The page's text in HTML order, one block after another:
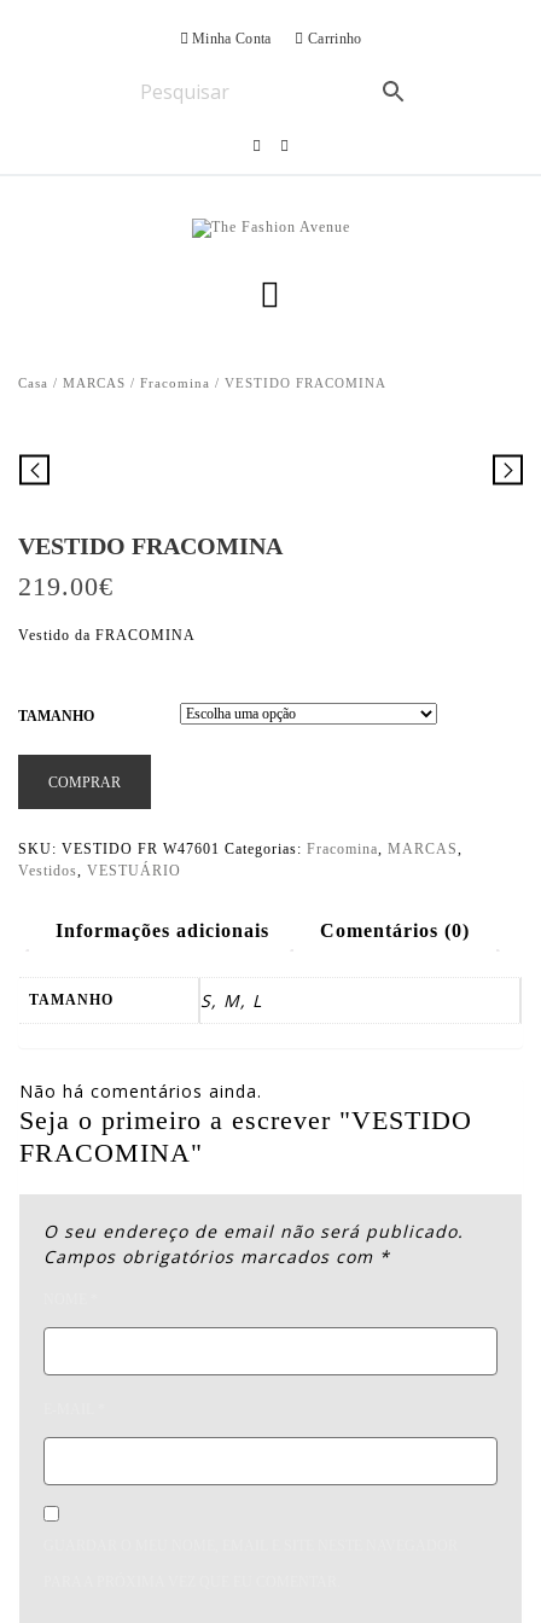
Minha Conta Carrinho
Casa / MARCAS / Fracomina / VESTIDO FRACOMINA
VESTIDO FRACOMINA
219.00€
Vestido da FRACOMINA
TAMANHO
COMPRAR
SKU: VESTIDO FR W47601 Categorias: Fracomina, MARCAS,
Vestidos, VESTUÁRIO
Informações adicionais Comentários (0)
TAMANHO S, M, L
Não há comentários ainda.
Seja o primeiro a escrever "VESTIDO
FRACOMINA"
O seu endereço de email não será publicado.
Campos obrigatórios marcados com *